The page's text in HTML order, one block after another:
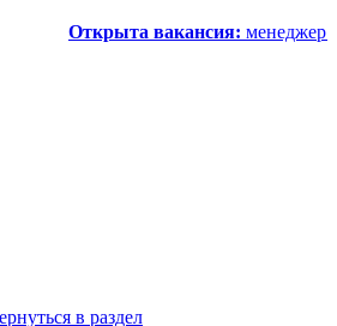
вакансия: менеджер по